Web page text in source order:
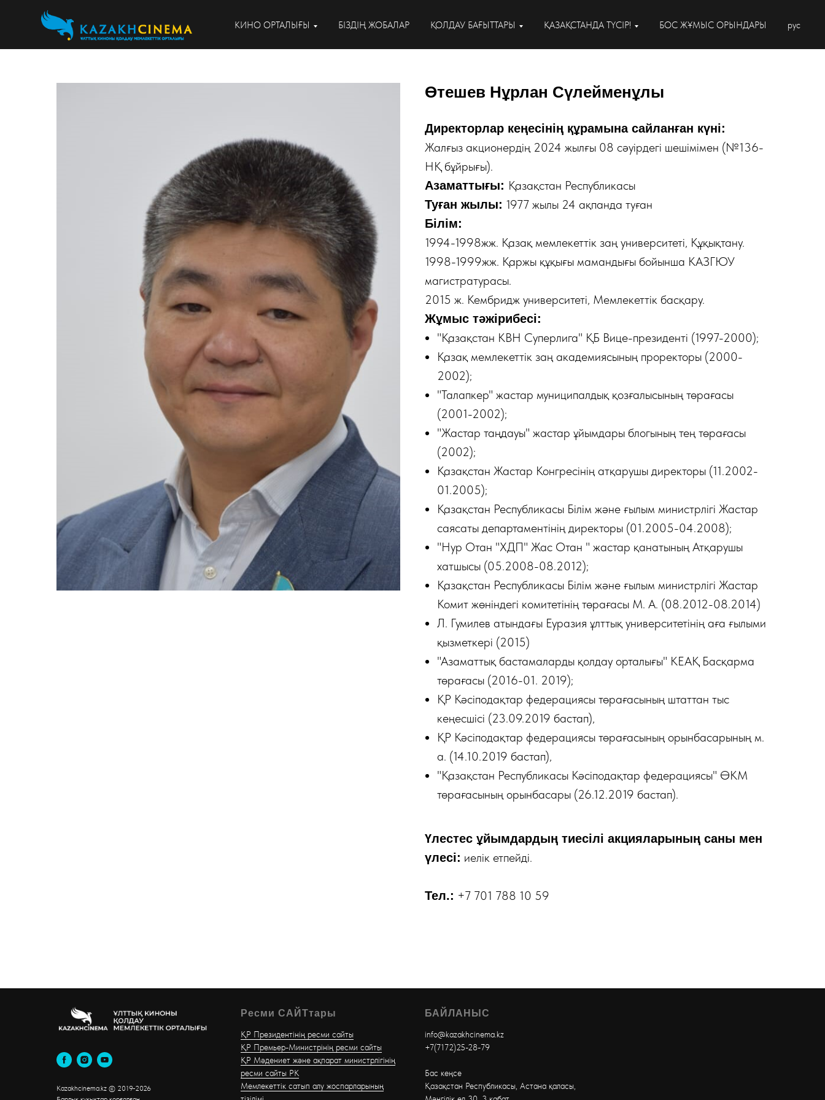
КИНО ОРТАЛЫҒЫ БІЗДІҢ ЖОБАЛАР ҚОЛДАУ БАҒЫТТАРЫ ҚАЗАҚСТАНДА ТҮСІР! БОС ЖҰМЫС ОРЫНДАРЫ рус
Өтешев Нұрлан Сүлейменұлы
Директорлар кеңесінің құрамына сайланған күні:
Жалғыз акционердің 2024 жылғы 08 сәуірдегі шешімімен (№136-
НҚ бұйрығы).
Азаматтығы: Қазақстан Республикасы
Туған жылы: 1977 жылы 24 ақпанда туған
Білім:
1994-1998жж. Қазақ мемлекеттік заң университеті, Құқықтану.
1998-1999жж. Қаржы құқығы мамандығы бойынша КАЗГЮУ
магистратурасы.
2015 ж. Кембридж университеті, Мемлекеттік басқару.
Жұмыс тәжірибесі:
"Қазақстан КВН Суперлига" ҚБ Вице-президенті (1997-2000);
Қазақ мемлекеттік заң академиясының проректоры (2000-
2002);
"Талапкер" жастар муниципалдық қозғалысының төрағасы
(2001-2002);
"Жастар таңдауы" жастар ұйымдары блогының тең төрағасы
(2002);
Қазақстан Жастар Конгресінің атқарушы директоры (11.2002-
01.2005);
Қазақстан Республикасы Білім және ғылым министрлігі Жастар
саясаты департаментінің директоры (01.2005-04.2008);
"Hyp Отан "ХДП" Жас Отан " жастар қанатының Атқарушы
хатшысы (05.2008-08.2012);
Қазақстан Республикасы Білім және ғылым министрлігі Жастар
Комит жөніндегі комитетінің төрағасы М. А. (08.2012-08.2014)
Л. Гумилев атындағы Еуразия ұлттық университетінің аға ғылыми
қызметкері (2015)
"Азаматтық бастамаларды қолдау орталығы" КЕАҚ Басқарма
төрағасы (2016-01. 2019);
ҚР Кәсіподақтар федерациясы төрағасының штаттан тыс
кеңесшісі (23.09.2019 бастап),
ҚР Кәсіподақтар федерациясы төрағасының орынбасарының м.
а. (14.10.2019 бастап),
"Қазақстан Республикасы Кәсіподақтар федерациясы" ӨКМ
төрағасының орынбасары (26.12.2019 бастап).
Үлестес ұйымдардың тиесілі акцияларының саны мен
үлесі: иелік етпейді.
Тел.: +7 701 788 10 59
Kazakhcinema.kz © 2019-2026
Ресми САЙТтары
ҚР Президентінің ресми сайты
ҚР Премьер-Министрінің ресми сайты
ҚР Мәдениет және ақпарат министрлігінің
ресми сайты РК
Мемлекеттік сатып алу жоспарларының
БАЙЛАНЫС
info@kazakhcinema.kz
+7(7172)25-28-79
Бас кеңсе
Қазақстан Республикасы, Астана қаласы,